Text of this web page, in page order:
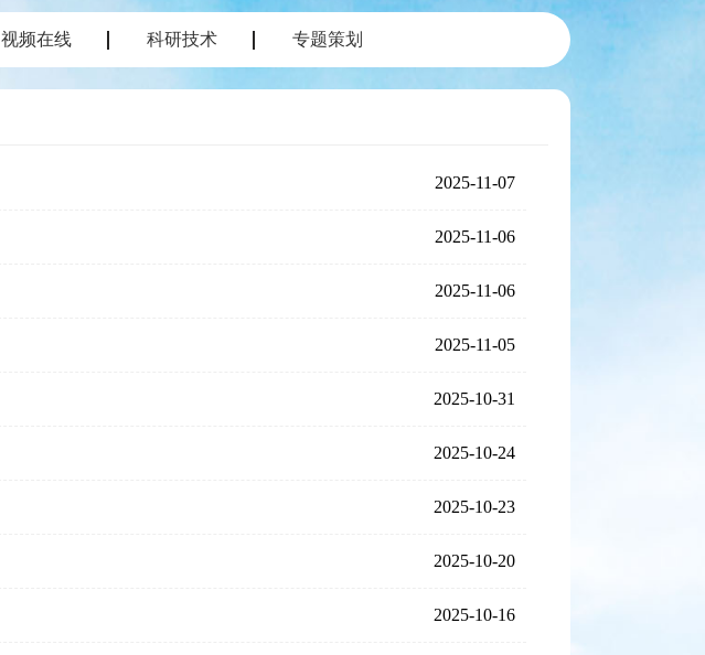
视频在线 科研技术 专题策划
2025-11-07
2025-11-06
2025-11-06
2025-11-05
2025-10-31
2025-10-24
2025-10-23
2025-10-20
2025-10-16